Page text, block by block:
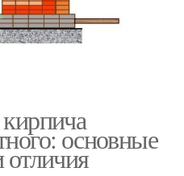
основные
отличия